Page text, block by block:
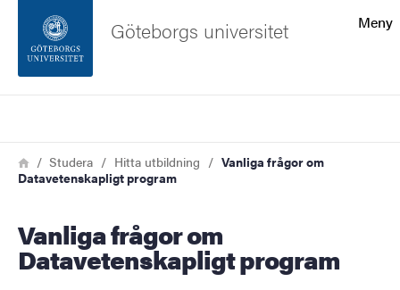
Sidfoten
Om webbplatsen
Meny
Göteborgs universitet
Länkstig
HemStudera Hitta utbildning
Vanliga frågor om
Datavetenskapligt program
Vanliga frågor om
Datavetenskapligt program